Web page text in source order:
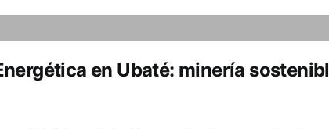
en Ubaté: minería